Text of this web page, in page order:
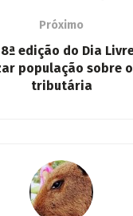
Próximo
8ª edição do Dia
população sobre
tributária